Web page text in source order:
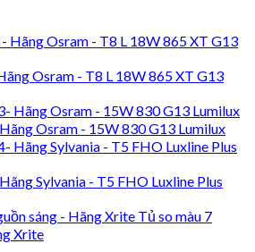
Osram - T8 L 18W 865 XT G13
Osram - 15W 830 G13 Lumilux
Sylvania - T5 FHO Luxline Plus
Tủ so màu 7
Xrite